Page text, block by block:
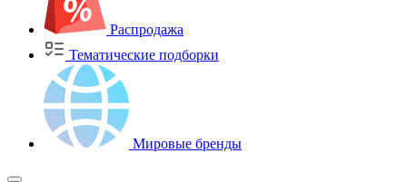
Распродажа
Тематические подборки
Мировые бренды